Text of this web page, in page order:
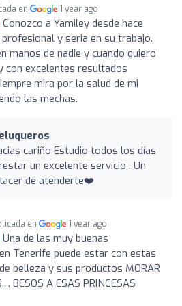
en 1 year ago
Conozco a Yamiley desde hace
y seria en su trabajo.
manos de nadie y cuando quiero
con excelentes resultados
mira por la salud de mi
las mechas.
cariño Estudio todos los días
un excelente servicio . Un
de atenderte❤️
en 1 year ago
Una de las muy buenas
Tenerife puede estar con estas
belleza y sus productos MORAR
BESOS A ESAS PRINCESAS